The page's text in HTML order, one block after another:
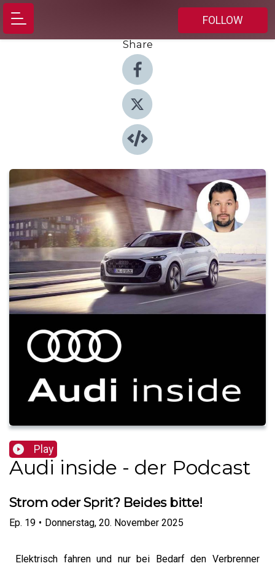
FOLLOW
Share
Play
Audi inside - der Podcast
Strom oder Sprit? Beides bitte!
Ep. 19 • Donnerstag, 20. November 2025
Elektrisch fahren und nur bei Bedarf den Verbrenner